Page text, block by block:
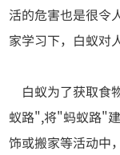
活的危害也是很令
家学习下，白蚁对
白蚁为了获取食
蚁路",将"蚂蚁路"
饰或搬家等活动中